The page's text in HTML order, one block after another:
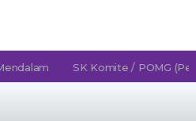
SK Komite / POMG